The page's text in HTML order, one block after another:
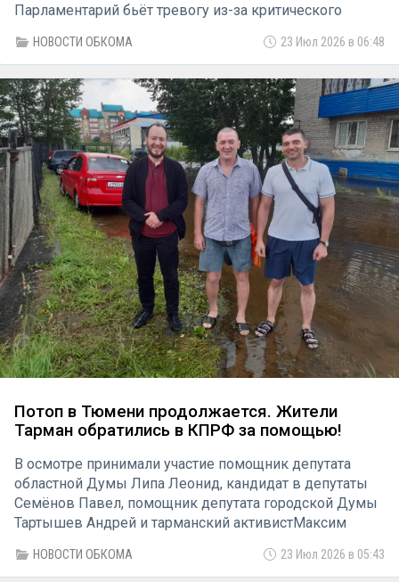
Парламентарий бьёт тревогу из-за критического
центр: вода стала чёрной и приобрела стойкий запах
канализации, который ощущается далеко от берега.
НОВОСТИ ОБКОМА 23 Июл 2026 в 06:48
Потоп в Тюмени продолжается. Жители
Тарман обратились в КПРФ за помощью!
В осмотре принимали участие помощник депутата
областной Думы Липа Леонид, кандидат в депутаты
Семёнов Павел, помощник депутата городской Думы
Тартышев Андрей и тарманский активистМаксим
НОВОСТИ ОБКОМА 23 Июл 2026 в 05:43